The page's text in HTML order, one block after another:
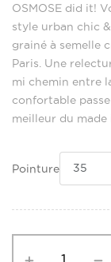
OSMOSE did it!
style urban chic
grainé à semelle
Paris. Une
mi chemin entre
confortable
meilleur du made
Pointure